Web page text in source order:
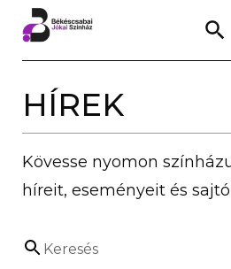
HÍREK
Kövesse nyomon
híreit, eseményeit és
Keresés